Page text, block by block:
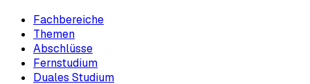
Fachbereiche
Themen
Abschlüsse
Fernstudium
Duales Studium